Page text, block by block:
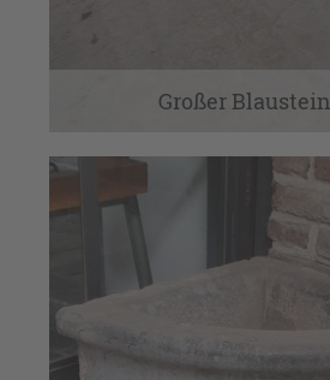
Großer